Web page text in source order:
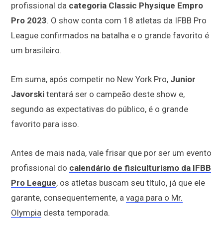
profissional da categoria Classic Physique Empro
Pro 2023. O show conta com 18 atletas da IFBB Pro
League confirmados na batalha e o grande favorito é
um brasileiro.
Em suma, após competir no New York Pro, Junior
Javorski tentará ser o campeão deste show e,
segundo as expectativas do público, é o grande
favorito para isso.
Antes de mais nada, vale frisar que por ser um evento
profissional do calendário de fisiculturismo da IFBB
Pro League, os atletas buscam seu título, já que ele
garante, consequentemente, a vaga para o Mr.
Olympia desta temporada.